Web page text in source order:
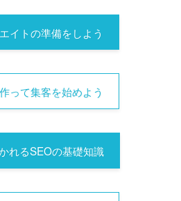
イトの準備をしよう
って集客を始めよう
れるSEOの基礎知識